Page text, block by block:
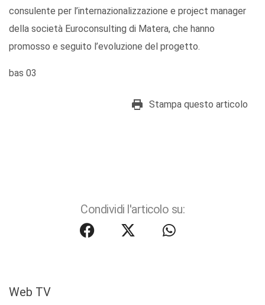
consulente per l’internazionalizzazione e project manager
della società Euroconsulting di Matera, che hanno
promosso e seguito l’evoluzione del progetto.
bas 03
Stampa questo articolo
Condividi l'articolo su:
Web TV